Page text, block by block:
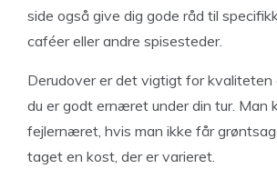
side også give dig gode råd til
caféer eller andre spisesteder.
Derudover er det vigtigt for kvaliteten
du er godt ernæret under din tur. Man
fejlernæret, hvis man ikke får
taget en kost, der er varieret.